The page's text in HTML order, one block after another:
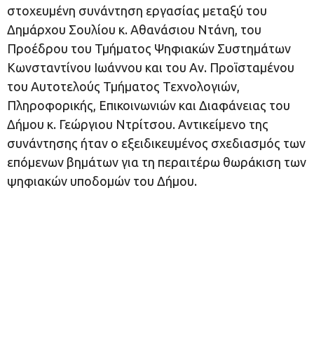
στοχευμένη συνάντηση εργασίας μεταξύ του
Δημάρχου Σουλίου κ. Αθανάσιου Ντάνη, του
Προέδρου του Τμήματος Ψηφιακών Συστημάτων
Κωνσταντίνου Ιωάννου και του Αν. Προϊσταμένου
του Αυτοτελούς Τμήματος Τεχνολογιών,
Πληροφορικής, Επικοινωνιών και Διαφάνειας του
Δήμου κ. Γεώργιου Ντρίτσου. Αντικείμενο της
συνάντησης ήταν ο εξειδικευμένος σχεδιασμός των
επόμενων βημάτων για τη περαιτέρω θωράκιση των
ψηφιακών υποδομών του Δήμου.